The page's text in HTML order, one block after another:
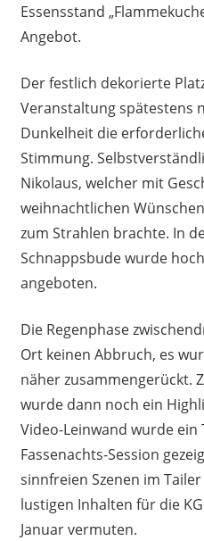
Essensstand
Angebot.
Der festlich dekorierte
Veranstaltung spätestens
Dunkelheit die
Stimmung.
Nikolaus, welcher mit
weihnachtlichen
zum Strahlen brachte. In
Schnappsbude wurde
angeboten.
Die Regenphase
Ort keinen Abbruch, es
näher zusammengerückt.
wurde dann noch ein
Video-Leinwand wurde
Fassenachts-Session
sinnfreien Szenen im
lustigen Inhalten für die
Januar vermuten.